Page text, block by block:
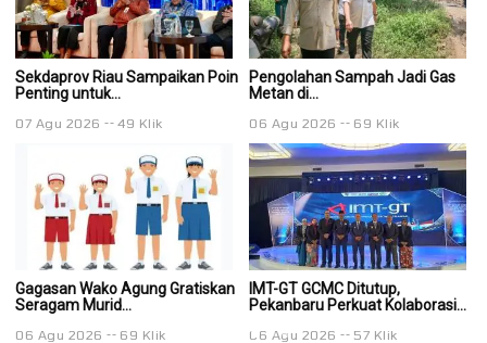
Sekdaprov Riau Sampaikan Poin
Penting untuk...
07 Agu 2026 49 Klik
Pengolahan Sampah Jadi Gas
Metan di...
06 Agu 2026 69 Klik
Gagasan Wako Agung Gratiskan
Seragam Murid...
06 Agu 2026 69 Klik
IMT-GT GCMC Ditutup,
Pekanbaru Perkuat Kolaborasi...
06 Agu 2026 57 Klik